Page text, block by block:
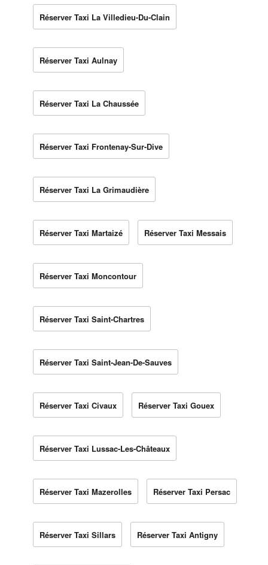
Réserver Taxi La Villedieu-Du-Clain
Réserver Taxi Aulnay
Réserver Taxi La Chaussée
Réserver Taxi Frontenay-Sur-Dive
Réserver Taxi La Grimaudière
Réserver Taxi Martaizé Réserver Taxi Messais
Réserver Taxi Moncontour
Réserver Taxi Saint-Chartres
Réserver Taxi Saint-Jean-De-Sauves
Réserver Taxi Civaux Réserver Taxi Gouex
Réserver Taxi Lussac-Les-Châteaux
Réserver Taxi Mazerolles Réserver Taxi Persac
Réserver Taxi Sillars Réserver Taxi Antigny